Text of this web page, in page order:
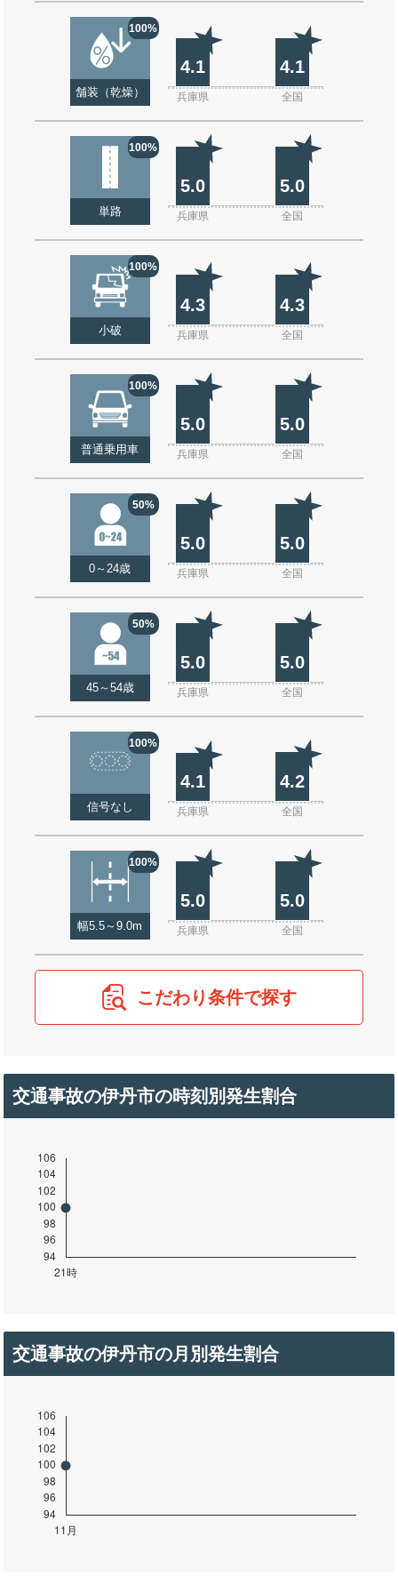
100%
舗装（乾燥）
4.1 4.1
兵庫県 全国
100%
単路
5.0 5.0
兵庫県 全国
100%
小破
4.3 4.3
兵庫県 全国
100%
普通乗用車
5.0 5.0
兵庫県 全国
50%
0～24歳
5.0 5.0
兵庫県 全国
50%
45～54歳
5.0 5.0
兵庫県 全国
100%
信号なし
4.1 4.2
兵庫県 全国
100%
幅5.5～9.0m
5.0 5.0
兵庫県 全国
こだわり条件で探す
交通事故の伊丹市の時刻別発生割合
交通事故の伊丹市の月別発生割合